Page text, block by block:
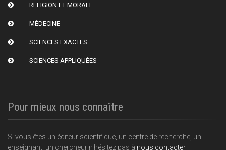
RELIGION ET MORALE
MÉDECINE
SCIENCES EXACTES
SCIENCES APPLIQUÉES
Pour mieux nous connaître
Si vous êtes un éditeur scientifique, un centre de recherche, un
enseignant, un chercheur n'hésitez pas à nous contacter